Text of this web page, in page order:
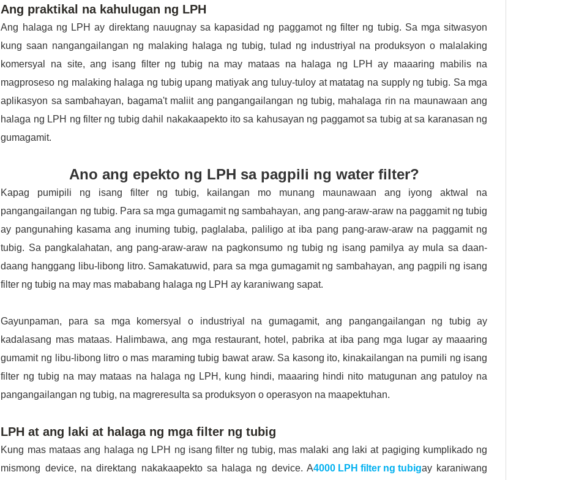
Ang praktikal na kahulugan ng LPH
Ang halaga ng LPH ay direktang nauugnay sa kapasidad ng paggamot ng filter ng tubig. Sa mga sitwasyon
kung saan nangangailangan ng malaking halaga ng tubig, tulad ng industriyal na produksyon o malalaking
komersyal na site, ang isang filter ng tubig na may mataas na halaga ng LPH ay maaaring mabilis na
magproseso ng malaking halaga ng tubig upang matiyak ang tuluy-tuloy at matatag na supply ng tubig. Sa mga
aplikasyon sa sambahayan, bagama't maliit ang pangangailangan ng tubig, mahalaga rin na maunawaan ang
halaga ng LPH ng filter ng tubig dahil nakakaapekto ito sa kahusayan ng paggamot sa tubig at sa karanasan ng
gumagamit.
Ano ang epekto ng LPH sa pagpili ng water filter?
Kapag pumipili ng isang filter ng tubig, kailangan mo munang maunawaan ang iyong aktwal na
pangangailangan ng tubig. Para sa mga gumagamit ng sambahayan, ang pang-araw-araw na paggamit ng tubig
ay pangunahing kasama ang inuming tubig, paglalaba, paliligo at iba pang pang-araw-araw na paggamit ng
tubig. Sa pangkalahatan, ang pang-araw-araw na pagkonsumo ng tubig ng isang pamilya ay mula sa daan-
daang hanggang libu-libong litro. Samakatuwid, para sa mga gumagamit ng sambahayan, ang pagpili ng isang
filter ng tubig na may mas mababang halaga ng LPH ay karaniwang sapat.
Gayunpaman, para sa mga komersyal o industriyal na gumagamit, ang pangangailangan ng tubig ay
kadalasang mas mataas. Halimbawa, ang mga restaurant, hotel, pabrika at iba pang mga lugar ay maaaring
gumamit ng libu-libong litro o mas maraming tubig bawat araw. Sa kasong ito, kinakailangan na pumili ng isang
filter ng tubig na may mataas na halaga ng LPH, kung hindi, maaaring hindi nito matugunan ang patuloy na
pangangailangan ng tubig, na magreresulta sa produksyon o operasyon na maapektuhan.
LPH at ang laki at halaga ng mga filter ng tubig
Kung mas mataas ang halaga ng LPH ng isang filter ng tubig, mas malaki ang laki at pagiging kumplikado ng
mismong device, na direktang nakakaapekto sa halaga ng device. A4000 LPH filter ng tubigay karaniwang